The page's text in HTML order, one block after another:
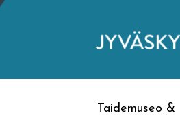
Siirry
Siirry
Taidemuseo &